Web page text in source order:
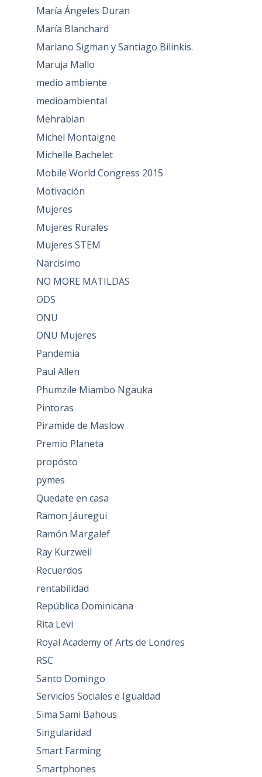
María Ángeles Duran
María Blanchard
Mariano Sigman y Santiago Bilinkis.
Maruja Mallo
medio ambiente
medioambiental
Mehrabian
Michel Montaigne
Michelle Bachelet
Mobile World Congress 2015
Motivación
Mujeres
Mujeres Rurales
Mujeres STEM
Narcisimo
NO MORE MATILDAS
ODS
ONU
ONU Mujeres
Pandemia
Paul Allen
Phumzile Miambo Ngauka
Pintoras
Piramide de Maslow
Premio Planeta
propósto
pymes
Quedate en casa
Ramon Jáuregui
Ramón Margalef
Ray Kurzweil
Recuerdos
rentabilidad
República Dominicana
Rita Levi
Royal Academy of Arts de Londres
RSC
Santo Domingo
Servicios Sociales e Igualdad
Sima Sami Bahous
Singularidad
Smart Farming
Smartphones